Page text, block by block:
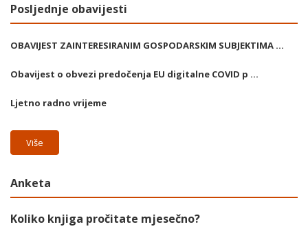
Posljednje obavijesti
OBAVIJEST ZAINTERESIRANIM GOSPODARSKIM SUBJEKTIMA ...
Obavijest o obvezi predočenja EU digitalne COVID p ...
Ljetno radno vrijeme
Više
Anketa
Koliko knjiga pročitate mjesečno?